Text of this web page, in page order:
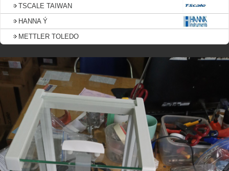
TSCALE TAIWAN
HANNA Ý
METTLER TOLEDO